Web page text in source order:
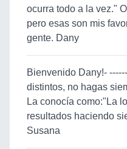
ocurra todo a la vez."
pero esas son mis
gente. Dany
Bienvenido Dany!-
distintos, no hagas
La conocía como:"La
resultados haciendo
Susana